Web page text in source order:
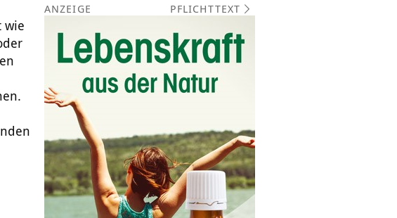
wie
PFLICHTTEXT